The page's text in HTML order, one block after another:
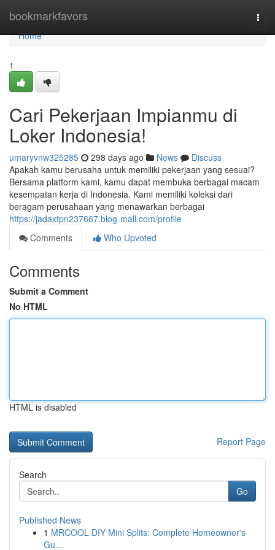
bookmarkfavors
Home
Home
1
Cari Pekerjaan Impianmu di
Loker Indonesia!
umaryvnw325285 298 days ago News
Discuss
Apakah kamu berusaha untuk memiliki pekerjaan yang sesuai?
Bersama platform kami, kamu dapat membuka berbagai macam
kesempatan kerja di Indonesia. Kami memiliki koleksi dari
beragam perusahaan yang menawarkan berbagai
https://jadaxtpn237667.blog-mall.com/profile
Comments
Who Upvoted
Comments
Submit a Comment
No HTML
HTML is disabled
Report Page
Search
Go
Published News
1 MRCOOL DIY Mini Splits: Complete Homeowner's
Gu...